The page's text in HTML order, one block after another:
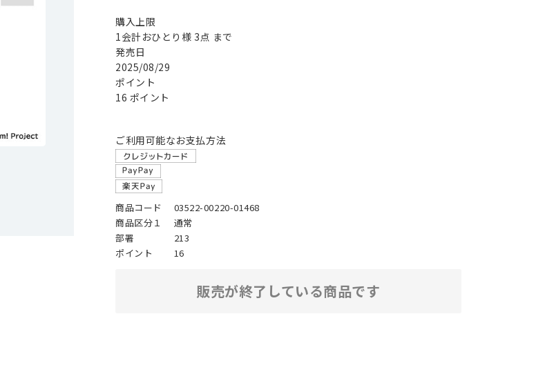
購入上限
1会計おひとり様 3点 まで
発売日
2025/08/29
ポイント
16 ポイント
ご利用可能なお支払方法
商品コード
03522-00220-01468
商品区分１
通常
部署
213
ポイント
16
販売が終了している商品です